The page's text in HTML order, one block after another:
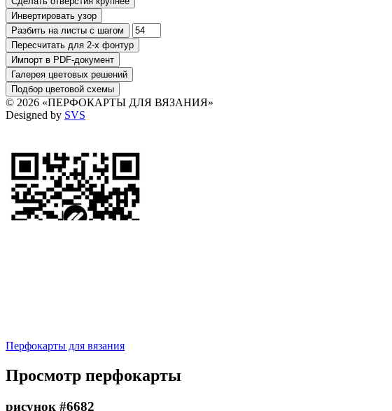
© 2026 «ПЕРФОКАРТЫ ДЛЯ ВЯЗАНИЯ»
Designed by SVS
Перфокарты для вязания
Просмотр перфокарты
рисунок #6682